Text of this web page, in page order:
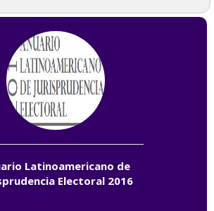
Latinoamericano de
Electoral 2016